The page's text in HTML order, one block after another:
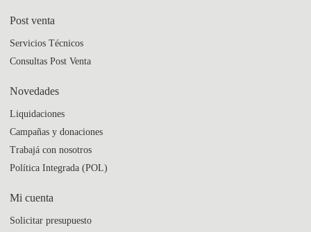
Post venta
Servicios Técnicos
Consultas Post Venta
Novedades
Liquidaciones
Campañas y donaciones
Trabajá con nosotros
Política Integrada (POL)
Mi cuenta
Solicitar presupuesto